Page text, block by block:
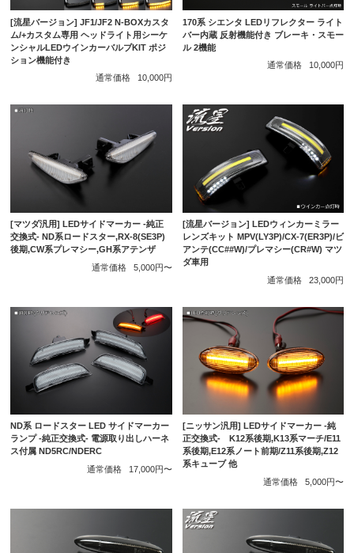
[流星バージョン] JF1/JF2 N-BOXカスタ
ム/+カスタム専用 ヘッドライト用シーケ
ンシャルLEDウインカーバルブKIT ポジ
ション機能付き
通常価格
10,000円
170系 シエンタ LEDリフレクター ライト
バー内蔵 反射機能付き ブレーキ・スモー
ル 2機能
通常価格
10,000円
[マツダ汎用] LEDサイドマーカー -純正
交換式- ND系ロードスター,RX-8(SE3P)
後期,CW系プレマシー,GH系アテンザ
通常価格
5,000円〜
[流星バージョン] LEDウィンカーミラー
レンズキット MPV(LY3P)/CX-7(ER3P)/ビ
アンテ(CC##W)/プレマシー(CR#W) マツ
ダ車用
通常価格
23,000円
ND系 ロードスター LED サイドマーカー
ランプ -純正交換式- 電源取り出しハーネ
ス付属 ND5RC/NDERC
通常価格
17,000円〜
[ニッサン汎用] LEDサイドマーカー -純
正交換式- K12系後期,K13系マーチ/E11
系後期,E12系ノート前期/Z11系後期,Z12
系キューブ 他
通常価格
5,000円〜